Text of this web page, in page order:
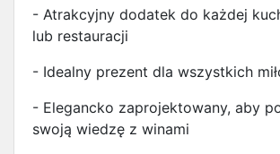
- Atrakcyjny dodatek do każdej
lub restauracji
- Idealny prezent dla wszystkich
- Elegancko zaprojektowany, aby
swoją wiedzę z winami